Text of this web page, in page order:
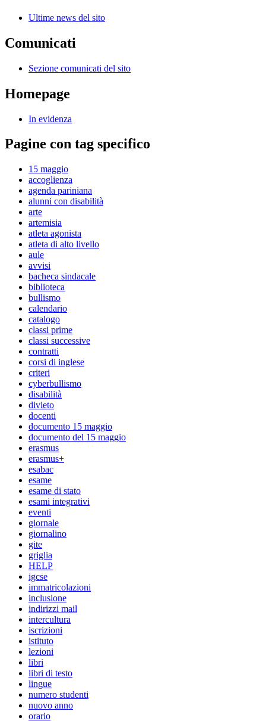
Ultime news del sito
Comunicati
Sezione comunicati del sito
Homepage
In evidenza
Pagine con tag specifico
15 maggio
accoglienza
agenda pariniana
alunni con disabilità
arte
artemisia
atleta agonista
atleta di alto livello
aule
avvisi
bacheca sindacale
biblioteca
bullismo
calendario
catalogo
classi prime
classi successive
contratti
corsi di inglese
criteri
cyberbullismo
disabilità
divieto
docenti
documento 15 maggio
documento del 15 maggio
erasmus
erasmus+
esabac
esame
esame di stato
esami integrativi
eventi
giornale
giornalino
gite
griglia
HELP
igcse
immatricolazioni
inclusione
indirizzi mail
intercultura
iscrizioni
istituto
lezioni
libri
libri di testo
lingue
numero studenti
nuovo anno
orario